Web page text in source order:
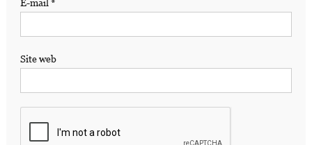
E-mail*
Site web